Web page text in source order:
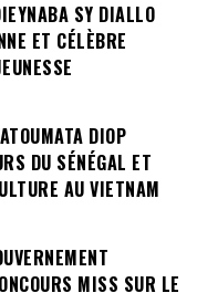
SY DIALLO
ET CÉLÈBRE
DIOP
DU SÉNÉGAL ET
AU VIETNAM
MISS SUR LE